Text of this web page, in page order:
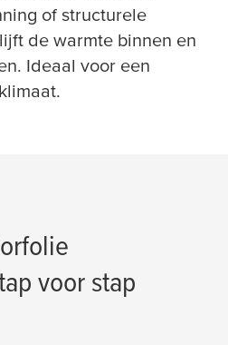
of structurele
de warmte binnen en
Ideaal voor een
voor stap